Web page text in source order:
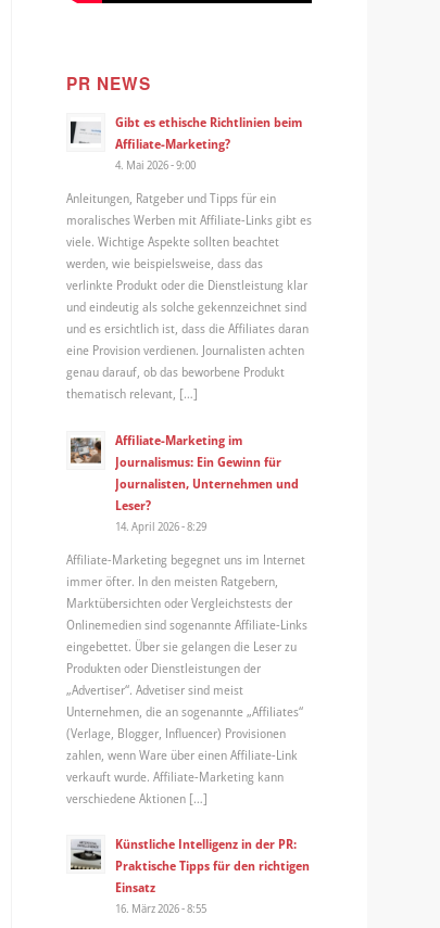
PR NEWS
Gibt es ethische Richtlinien beim
Affiliate-Marketing?
4. Mai 2026 - 9:00
Anleitungen, Ratgeber und Tipps für ein
moralisches Werben mit Affiliate-Links gibt es
viele. Wichtige Aspekte sollten beachtet
werden, wie beispielsweise, dass das
verlinkte Produkt oder die Dienstleistung klar
und eindeutig als solche gekennzeichnet sind
und es ersichtlich ist, dass die Affiliates daran
eine Provision verdienen. Journalisten achten
genau darauf, ob das beworbene Produkt
thematisch relevant, […]
Affiliate-Marketing im
Journalismus: Ein Gewinn für
Journalisten, Unternehmen und
Leser?
14. April 2026 - 8:29
Affiliate-Marketing begegnet uns im Internet
immer öfter. In den meisten Ratgebern,
Marktübersichten oder Vergleichstests der
Onlinemedien sind sogenannte Affiliate-Links
eingebettet. Über sie gelangen die Leser zu
Produkten oder Dienstleistungen der
„Advertiser“. Advetiser sind meist
Unternehmen, die an sogenannte „Affiliates“
(Verlage, Blogger, Influencer) Provisionen
zahlen, wenn Ware über einen Affiliate-Link
verkauft wurde. Affiliate-Marketing kann
verschiedene Aktionen […]
Künstliche Intelligenz in der PR:
Praktische Tipps für den richtigen
Einsatz
16. März 2026 - 8:55